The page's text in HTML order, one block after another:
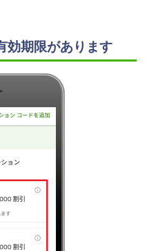
効期限があります